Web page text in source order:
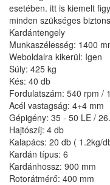
esetében. itt is kiemelt
minden szükséges
Kardántengely
Munkaszélesség: 1400
Weboldalra kikerül: Igen
Súly: 425 kg
Kés: 40 db
Fordulatszám: 540 rpm /
Acél vastagság: 4+4 mm
Gépigény: 35 - 50 LE /
Hajtószíj: 4 db
Kalapács: 20 db ( 1.2kg/
Kardán típus: 6
Kardánhossz: 900 mm
Rotorátmérő: 400 mm